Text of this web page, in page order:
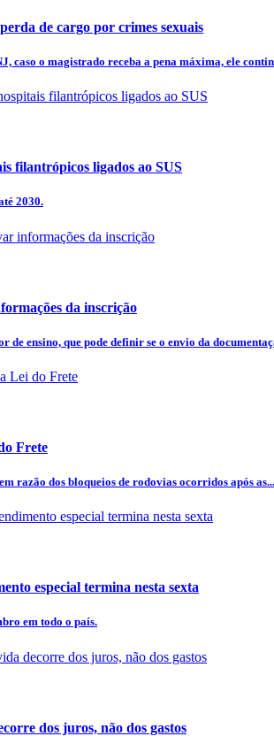
de cargo por crimes sexuais
caso o magistrado receba a pena máxima, ele
filantrópicos ligados ao SUS
2030.
da inscrição
ensino, que pode definir se o envio da
Frete
razão dos bloqueios de rodovias ocorridos após as...
especial termina nesta sexta
em todo o país.
dos juros, não dos gastos